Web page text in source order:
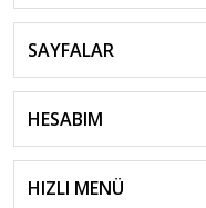
SAYFALAR
HESABIM
HIZLI MENÜ